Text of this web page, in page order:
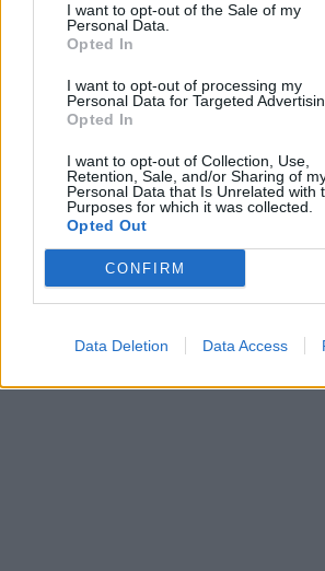
I want to opt-out of the Sale of my
Personal Data.
Opted In
I want to opt-out of processing my
Personal Data for Targeted
Opted In
I want to opt-out of Collection, Use,
Retention, Sale, and/or Sharing of
Personal Data that Is Unrelated with
Purposes for which it was collected.
Opted Out
CONFIRM
Data Deletion Data Access